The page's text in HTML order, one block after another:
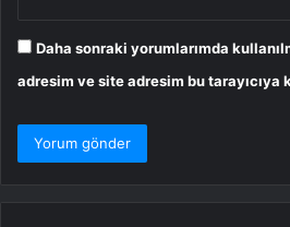
Daha sonraki yorumlarımda
adresim ve site adresim bu tarayıcıya